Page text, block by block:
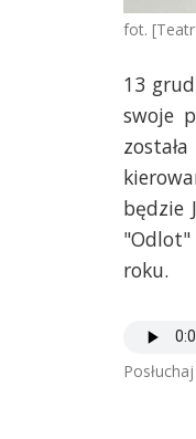
fot. [Teatr
13
swoje
będzie
"Odlot"
roku.
Posłuchaj